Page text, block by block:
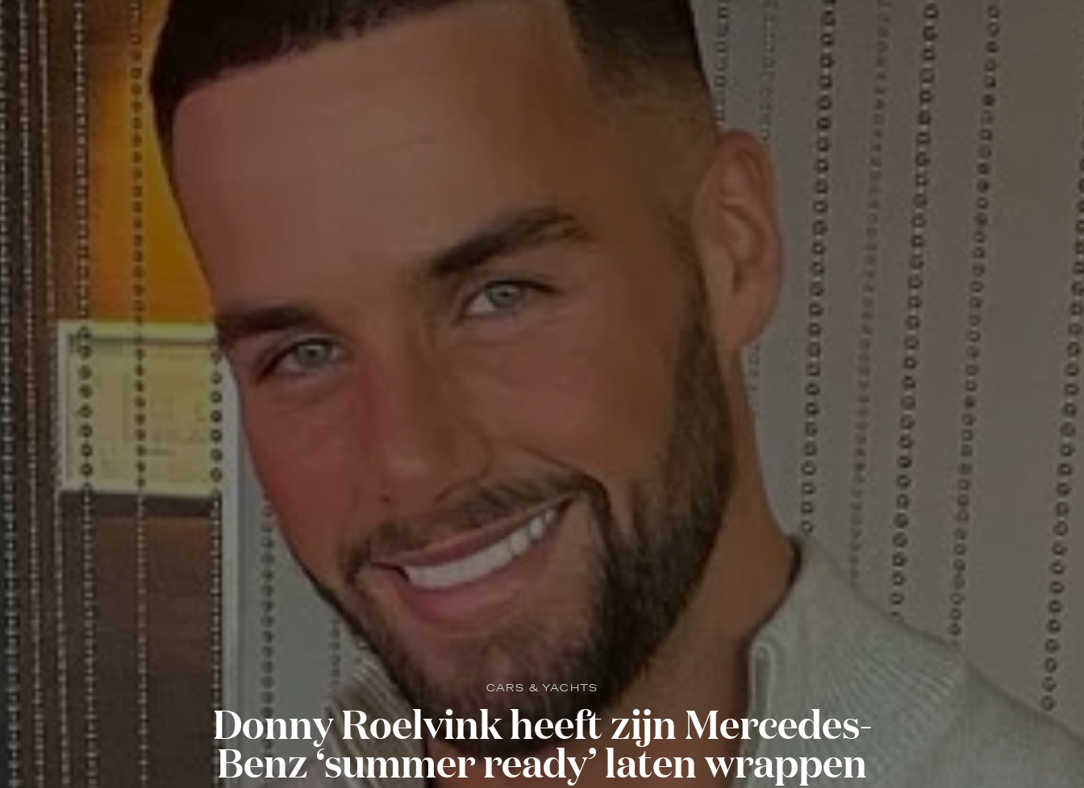
CARS & YACHTS
Donny Roelvink heeft zijn Mercedes-
Benz ‘summer ready’ laten wrappen